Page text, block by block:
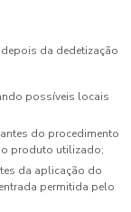
da dedetização
produto utilizado;
permitida pelo